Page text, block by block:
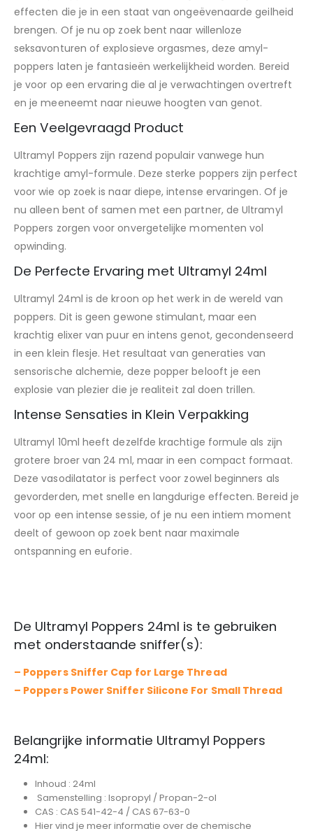
effecten die je in een staat van ongeëvenaarde geilheid
brengen. Of je nu op zoek bent naar willenloze
seksavonturen of explosieve orgasmes, deze amyl-
poppers laten je fantasieën werkelijkheid worden. Bereid
je voor op een ervaring die al je verwachtingen overtreft
en je meeneemt naar nieuwe hoogten van genot.
Een Veelgevraagd Product
Ultramyl Poppers zijn razend populair vanwege hun
krachtige amyl-formule. Deze sterke poppers zijn perfect
voor wie op zoek is naar diepe, intense ervaringen. Of je
nu alleen bent of samen met een partner, de Ultramyl
Poppers zorgen voor onvergetelijke momenten vol
opwinding.
De Perfecte Ervaring met Ultramyl 24ml
Ultramyl 24ml is de kroon op het werk in de wereld van
poppers. Dit is geen gewone stimulant, maar een
krachtig elixer van puur en intens genot, gecondenseerd
in een klein flesje. Het resultaat van generaties van
sensorische alchemie, deze popper belooft je een
explosie van plezier die je realiteit zal doen trillen.
Intense Sensaties in Klein Verpakking
Ultramyl 10ml heeft dezelfde krachtige formule als zijn
grotere broer van 24 ml, maar in een compact formaat.
Deze vasodilatator is perfect voor zowel beginners als
gevorderden, met snelle en langdurige effecten. Bereid je
voor op een intense sessie, of je nu een intiem moment
deelt of gewoon op zoek bent naar maximale
ontspanning en euforie.
De Ultramyl Poppers 24ml is te gebruiken
met onderstaande sniffer(s):
– Poppers Sniffer Cap for Large Thread
– Poppers Power Sniffer Silicone For Small Thread
Belangrijke informatie Ultramyl Poppers
24ml:
Inhoud : 24ml
Samenstelling : Isopropyl / Propan-2-ol
CAS : CAS 541-42-4 / CAS 67-63-0
Hier vind je meer informatie over de chemische